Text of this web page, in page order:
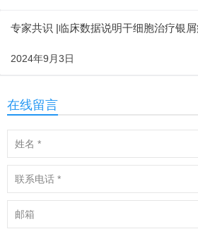
专家共识 |临床数据说明干细胞治疗银
2024年9月3日
在线留言